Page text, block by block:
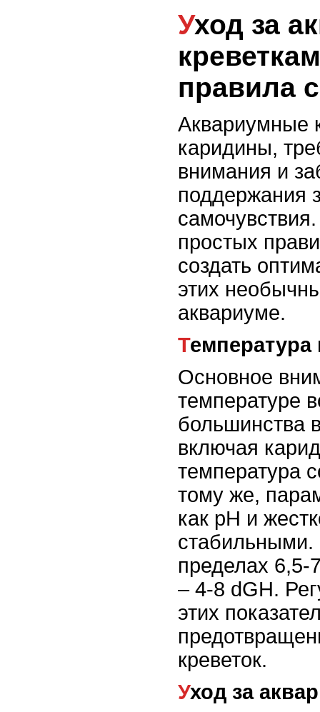
Уход за аквариумными
правила
Аквариумные
каридины,
внимания и
поддержания
простых
создать
этих
аквариуме.
Основное
температуре
большинства
включая
температура
тому же,
как pH и
пределах 6,5-
– 4-8 dGH.
этих
креветок.
Уход за